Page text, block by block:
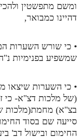
ומשם מתפשטין
דהיינו כמבואר,
• כי שורש השערות
שמשפיע בפנימיות
• כי השערות שיצאו
(של מלכות דצ"א-
בצ"א) מחמת(מלכות
סייעה שם בסוד
החימום ובישול דב'